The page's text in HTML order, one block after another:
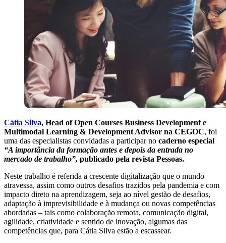
Cátia Silva, Head of Open Courses Business Development e
Multimodal Learning & Development Advisor na CEGOC, foi
uma das especialistas convidadas a participar no caderno especial
“A importância da formação antes e depois da entrada no
mercado de trabalho”, publicado pela revista Pessoas.
Neste trabalho é referida a crescente digitalização que o mundo
atravessa, assim como outros desafios trazidos pela pandemia e com
impacto direto na aprendizagem, seja ao nível gestão de desafios,
adaptação à imprevisibilidade e à mudança ou novas competências
abordadas – tais como colaboração remota, comunicação digital,
agilidade, criatividade e sentido de inovação, algumas das
competências que, para Cátia Silva estão a escassear.